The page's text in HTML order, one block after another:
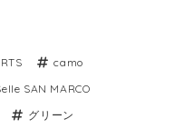
camo
SAN MARCO
グリーン